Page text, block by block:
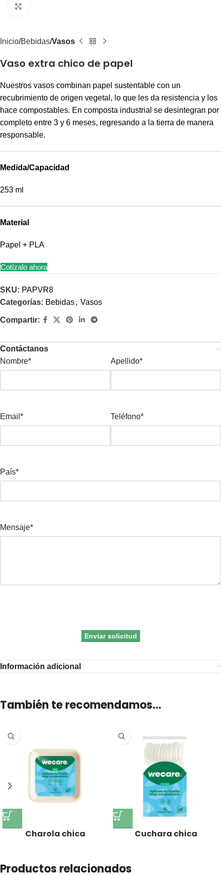
Inicio Bebidas Vasos
Vaso extra chico de papel
Nuestros vasos combinan papel sustentable con un
recubrimiento de origen vegetal, lo que les da resistencia y los
hace compostables. En composta industrial se desintegran por
completo entre 3 y 6 meses, regresando a la tierra de manera
responsable.
Medida/Capacidad
253 ml
Material
Papel + PLA
Cotízalo ahora
SKU: PAPVR8
Categorías: Bebidas, Vasos
Compartir:
Contáctanos
Nombre*
Apellido*
Email* Teléfono*
País*
Mensaje*
Información adicional
También te recomendamos…
Charola chica Cuchara chica
Productos relacionados